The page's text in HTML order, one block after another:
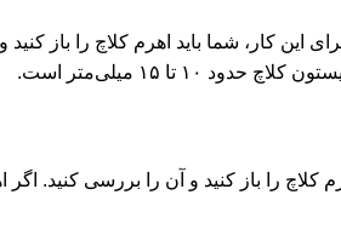
کار، شما باید اهرم کلاچ را باز کنید و
تا ۱۵ میلی‌متر است.
را باز کنید و آن را بررسی کنید.